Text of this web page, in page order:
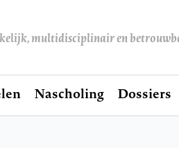
multidisciplinair en
Nascholing Dossiers